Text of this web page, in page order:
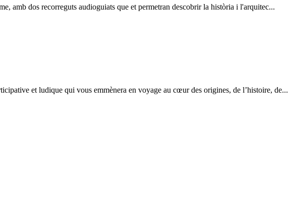
amb dos recorreguts audioguiats que et permetran descobrir la història i l'arquitec...
et ludique qui vous emmènera en voyage au cœur des origines, de l’histoire, de...